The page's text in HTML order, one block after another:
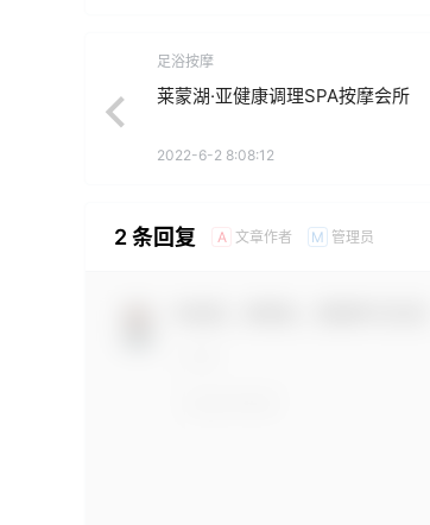
足浴按摩
莱蒙湖·亚健康调理SPA按摩会所
2022-6-2 8:08:12
2 条回复 A 文章作者 M 管理员